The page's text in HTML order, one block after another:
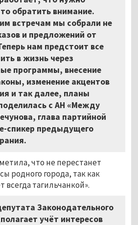
обратить внимание.
встречам мы собрали не
и предложений от
нам предстоит все
в жизнь через
программы, внесение
изменение акцентов
и так далее, планы
с АН «Между
глава партийной
спикер предыдущего
что не перестанет
родного города, так как
всегда тагильчанкой».
Законодательного
учёт интересов